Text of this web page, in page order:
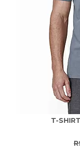
T-